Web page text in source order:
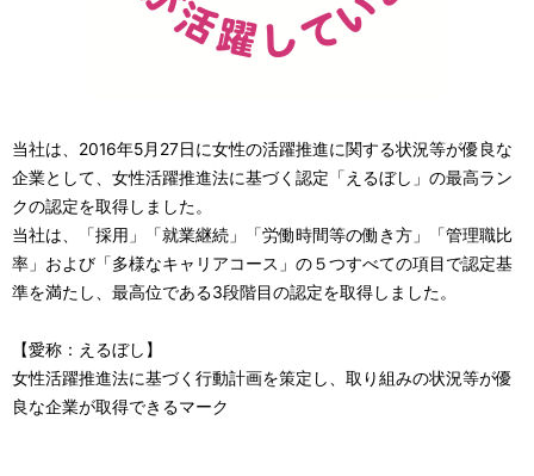
当社は、2016年5月27日に女性の活躍推進に関する状況等が優良な
企業として、女性活躍推進法に基づく認定「えるぼし」の最高ラン
クの認定を取得しました。
当社は、「採用」「就業継続」「労働時間等の働き方」「管理職比
率」および「多様なキャリアコース」の５つすべての項目で認定基
準を満たし、最高位である3段階目の認定を取得しました。
【愛称：えるぼし】
女性活躍推進法に基づく行動計画を策定し、取り組みの状況等が優
良な企業が取得できるマーク